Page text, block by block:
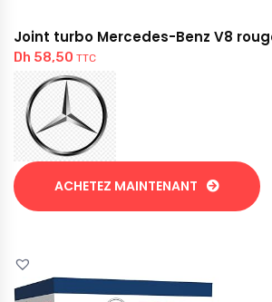
Joint turbo Mercedes-Benz V8
Dh 58,50 TTC
ACHETEZ MAINTENANT